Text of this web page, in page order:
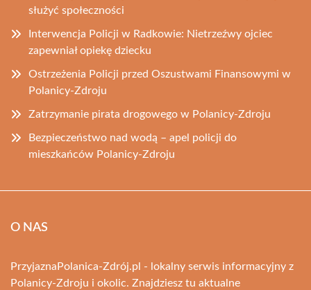
służyć społeczności
Interwencja Policji w Radkowie: Nietrzeźwy ojciec
zapewniał opiekę dziecku
Ostrzeżenia Policji przed Oszustwami Finansowymi w
Polanicy-Zdroju
Zatrzymanie pirata drogowego w Polanicy-Zdroju
Bezpieczeństwo nad wodą – apel policji do
mieszkańców Polanicy-Zdroju
O NAS
PrzyjaznaPolanica-Zdrój.pl - lokalny serwis informacyjny z
Polanicy-Zdroju i okolic. Znajdziesz tu aktualne